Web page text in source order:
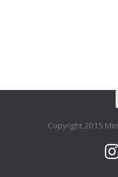
Copyright 2015